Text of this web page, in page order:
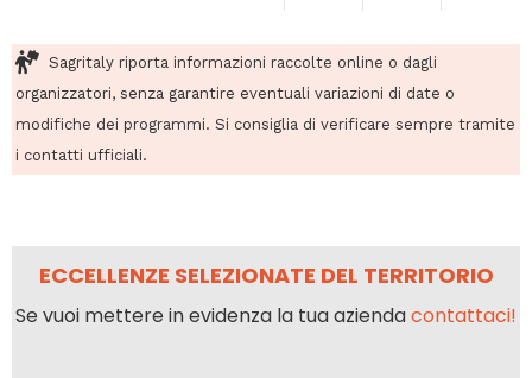
Sagritaly riporta informazioni raccolte online o dagli
organizzatori, senza garantire eventuali variazioni di date o
modifiche dei programmi. Si consiglia di verificare sempre tramite
i contatti ufficiali.
ECCELLENZE SELEZIONATE DEL TERRITORIO
Se vuoi mettere in evidenza la tua aziendacontattaci!